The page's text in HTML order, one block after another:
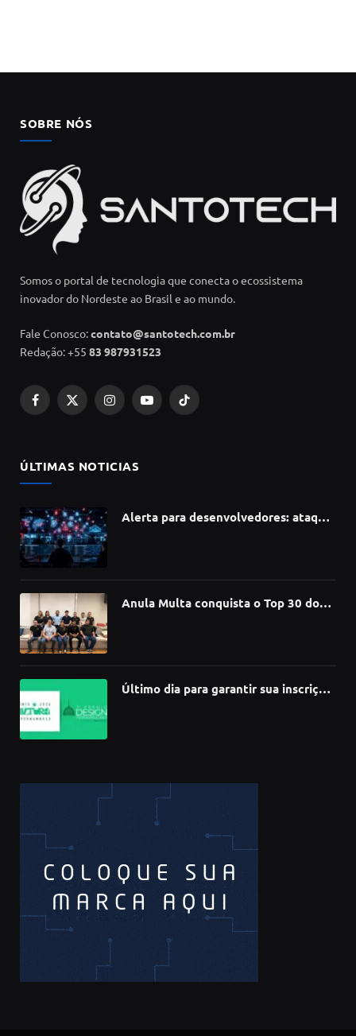
SOBRE NÓS
Somos o portal de tecnologia que conecta o ecossistema
inovador do Nordeste ao Brasil e ao mundo.
Fale Conosco:contato@santotech.com.br
Redação: +55 83 987931523
Facebook
X
InstagramYouTubeTikTok
ÚLTIMAS NOTICIAS
Alerta para desenvolvedores: ataque
Anula Multa conquista o Top 30 do
Último dia para garantir sua inscrição